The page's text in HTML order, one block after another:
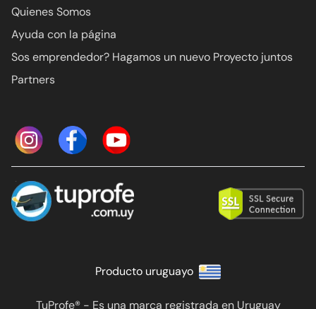
Quienes Somos
Ayuda con la página
Sos emprendedor? Hagamos un nuevo Proyecto juntos
Partners
Producto uruguayo
TuProfe® - Es una marca registrada en Uruguay